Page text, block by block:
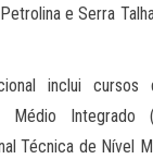
Petrolina e Serra
inclui
Médio Integrado
Técnica de Nível